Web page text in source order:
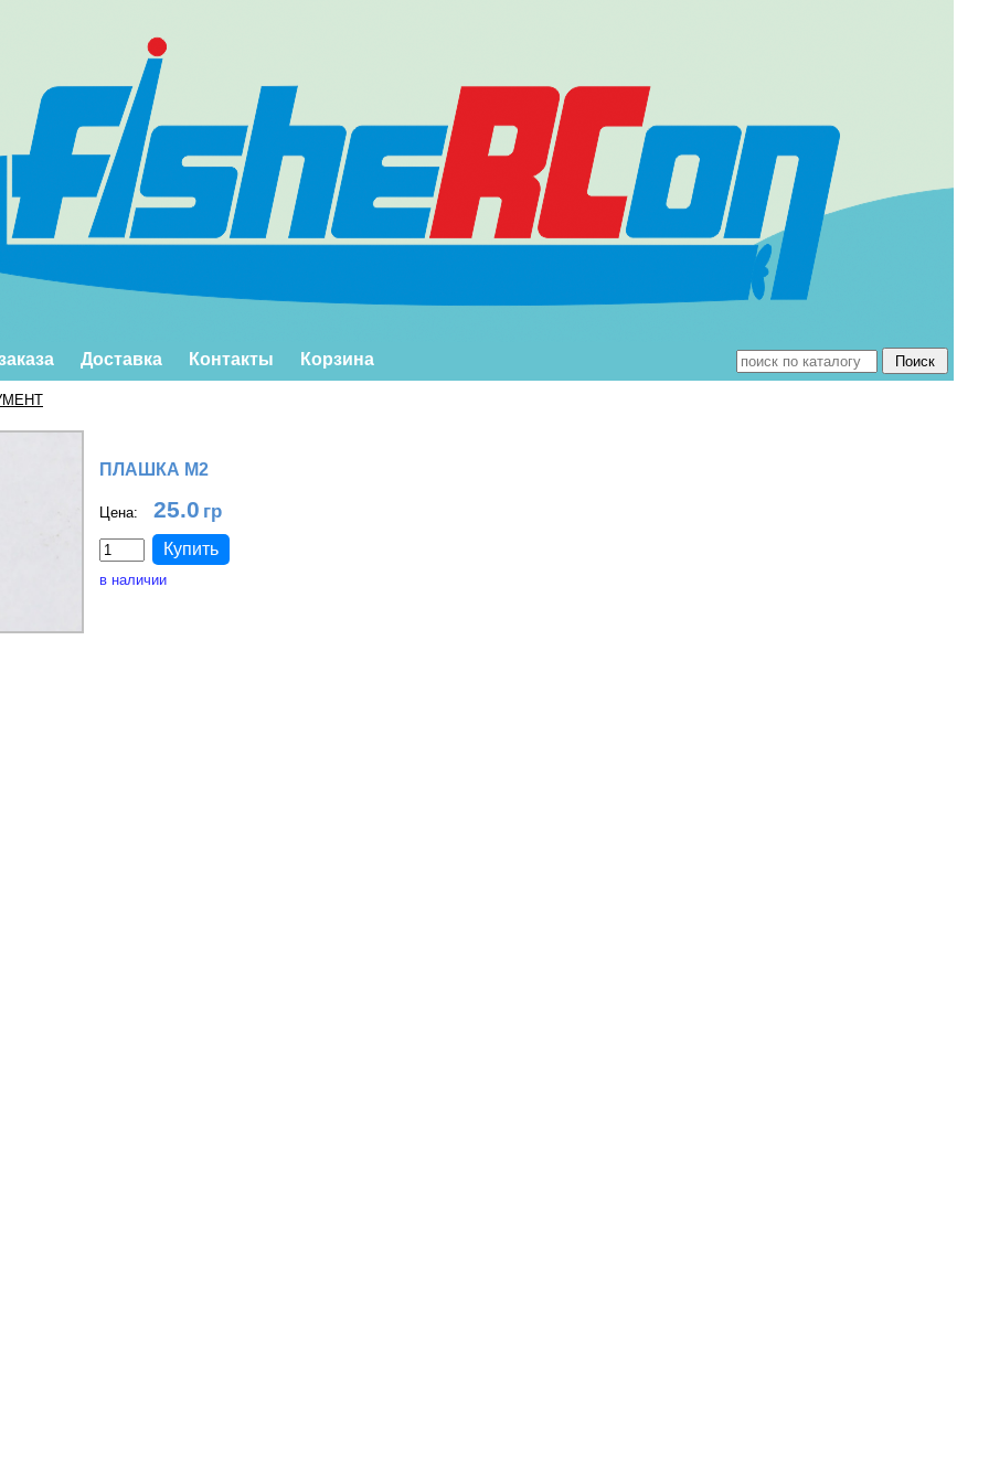
Доставка Контакты Корзина
ПЛАШКА М2
Цена: 25.0
в наличии